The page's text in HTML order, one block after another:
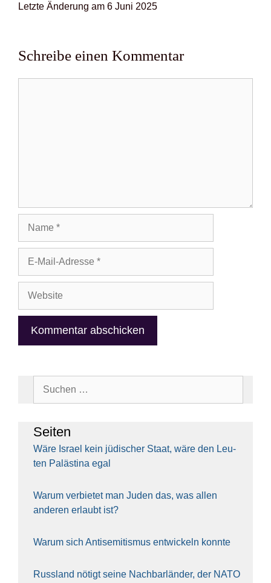
Letz­te Ände­rung am 6 Juni 2025
Schreibe einen Kommentar
Adresse
Sei­ten
Wäre Isra­el kein jüdi­scher Staat, wäre den Leu­
ten Paläs­ti­na egal
War­um ver­bie­tet man Juden das, was allen
ande­ren erlaubt ist?
War­um sich Anti­se­mi­tis­mus ent­wi­ckeln konn­te
Russ­land nötigt sei­ne Nach­bar­län­der, der NATO